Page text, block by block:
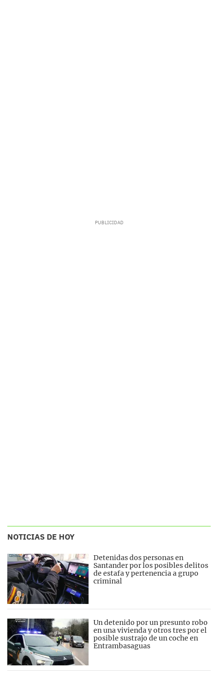
NOTICIAS DE HOY
Detenidas dos personas en
Santander por los posibles delitos
de estafa y pertenencia a grupo
criminal
Un detenido por un presunto robo
en una vivienda y otros tres por el
posible sustrajo de un coche en
Entrambasaguas